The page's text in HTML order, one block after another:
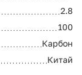
2.8
100
Карбон
Китай